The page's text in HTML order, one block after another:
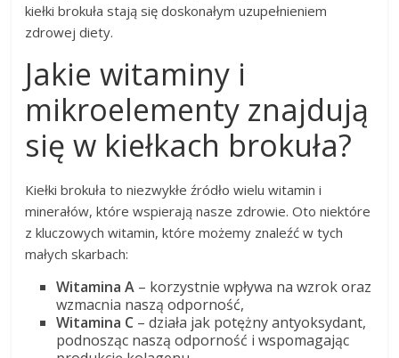
kiełki brokuła stają się doskonałym uzupełnieniem
zdrowej diety.
Jakie witaminy i
mikroelementy znajdują
się w kiełkach brokuła?
Kiełki brokuła to niezwykłe źródło wielu witamin i
minerałów, które wspierają nasze zdrowie. Oto niektóre
z kluczowych witamin, które możemy znaleźć w tych
małych skarbach:
Witamina A – korzystnie wpływa na wzrok oraz
wzmacnia naszą odporność,
Witamina C – działa jak potężny antyoksydant,
podnosząc naszą odporność i wspomagając